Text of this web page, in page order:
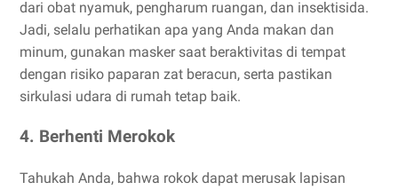
dari obat nyamuk, pengharum ruangan, dan insektisida.
Jadi, selalu perhatikan apa yang Anda makan dan
minum, gunakan masker saat beraktivitas di tempat
dengan risiko paparan zat beracun, serta pastikan
sirkulasi udara di rumah tetap baik.
4. Berhenti Merokok
Tahukah Anda, bahwa rokok dapat merusak lapisan